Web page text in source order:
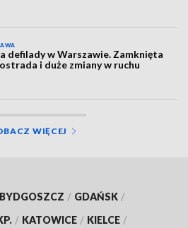
defilady w Warszawie. Zamknięta
i duże zmiany w ruchu
WIĘCEJ
BYDGOSZCZ / GDAŃSK /
/ KATOWICE / KIELCE /